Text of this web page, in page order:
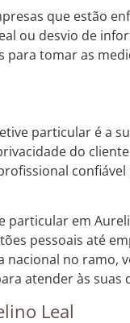
que estão
ou desvio de
tomar as
particular é a
do
em
pessoais até
nacional no ramo,
atender às suas
Leal